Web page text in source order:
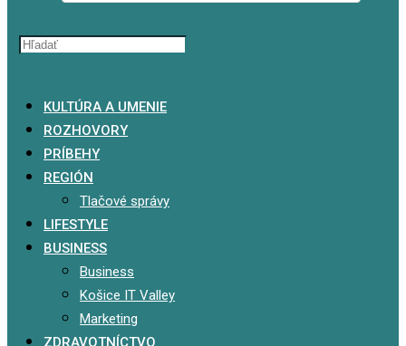
KULTÚRA A UMENIE
ROZHOVORY
PRÍBEHY
REGIÓN
Tlačové správy
LIFESTYLE
BUSINESS
Business
Košice IT Valley
Marketing
ZDRAVOTNÍCTVO